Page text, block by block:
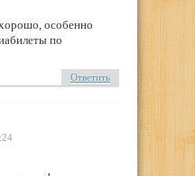
особенно
по
Ответить